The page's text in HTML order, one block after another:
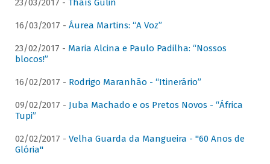
23/03/2017 - Thaís Gulin
16/03/2017 - Áurea Martins: “A Voz”
23/02/2017 - Maria Alcina e Paulo Padilha: “Nossos
blocos!”
16/02/2017 - Rodrigo Maranhão - “Itinerário”
09/02/2017 - Juba Machado e os Pretos Novos - “África
Tupi”
02/02/2017 - Velha Guarda da Mangueira - "60 Anos de
Glória"